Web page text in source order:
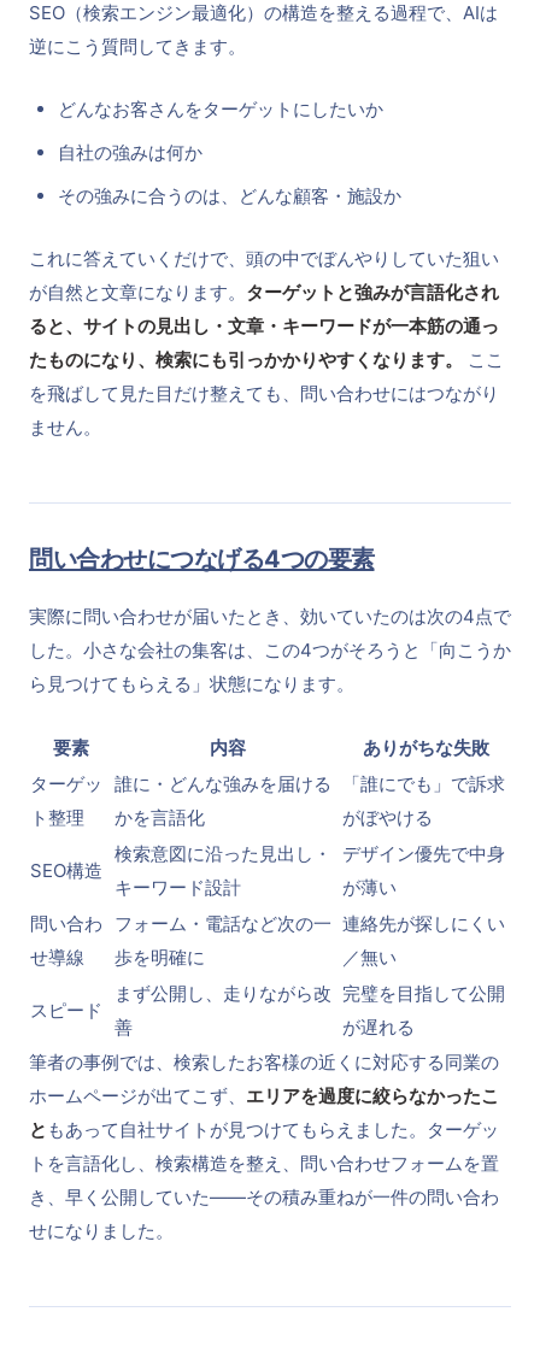
SEO（検索エンジン最適化）の構造を整える過程で、AIは
逆にこう質問してきます。
どんなお客さんをターゲットにしたいか
自社の強みは何か
その強みに合うのは、どんな顧客・施設か
これに答えていくだけで、頭の中でぼんやりしていた狙い
が自然と文章になります。 ターゲットと強みが言語化され
ると、サイトの見出し・文章・キーワードが一本筋の通っ
たものになり、検索にも引っかかりやすくなります。
ここ
を飛ばして見た目だけ整えても、問い合わせにはつながり
ません。
問い合わせにつなげる4つの要素
実際に問い合わせが届いたとき、効いていたのは次の4点で
した。小さな会社の集客は、この4つがそろうと「向こうか
ら見つけてもらえる」状態になります。
要素 内容
ありがちな失敗
ターゲッ
ト整理
誰に・どんな強みを届ける
かを言語化
「誰にでも」で訴求
がぼやける
SEO構造
検索意図に沿った見出し・
キーワード設計
デザイン優先で中身
が薄い
問い合わ
せ導線
フォーム・電話など次の一
歩を明確に
連絡先が探しにくい
／無い
スピード
まず公開し、走りながら改
善
完璧を目指して公開
が遅れる
筆者の事例では、検索したお客様の近くに対応する同業の
ホームページが出てこず、 エリアを過度に絞らなかったこ
と もあって自社サイトが見つけてもらえました。ターゲッ
トを言語化し、検索構造を整え、問い合わせフォームを置
き、早く公開していた——その積み重ねが一件の問い合わ
せになりました。